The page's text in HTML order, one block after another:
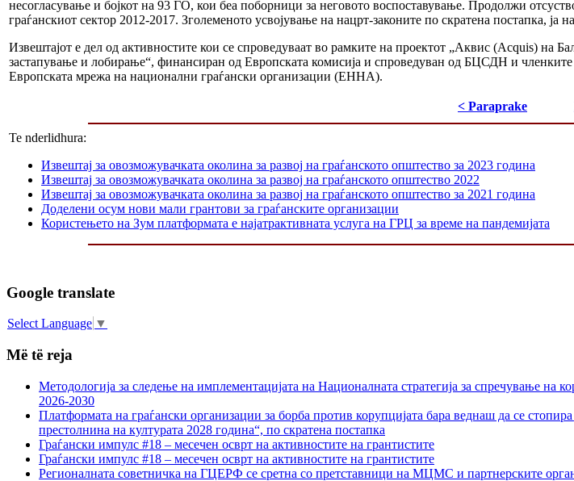
несогласување и бојкот на 93 ГО, кои беа поборници за неговото воспоставување. Продолжи
граѓанскиот сектор 2012-2017. Зголеменото усвојување на нацрт-законите по скратена постапка,
Извештајот е дел од активностите кои се спроведуваат во рамките на проектот „Аквис (Acquis) на
застапување и лобирање“, финансиран од Европската комисија и спроведуван од БЦСДН и
Европската мрежа на национални граѓански организации (ЕННА).
< Paraprake
Te nderlidhura:
Извештај за овозможувачката околина за развој на граѓанското општество за 2023 година
Извештај за овозможувачката околина за развој на граѓанското општество 2022
Извештај за овозможувачката околина за развој на граѓанското општество за 2021 година
Доделени осум нови мали грантови за граѓанските организации
Користењето на Зум платформата е најатрактивната услуга на ГРЦ за време на пандемијата
Google translate
Select Language ▼
Më të reja
Методологија за следење на имплементацијата на Националната стратегија за спречување
2026-2030
Платформата на граѓански организации за борба против корупцијата бара веднаш да се
престолнина на културата 2028 година“, по скратена постапка
Граѓански импулс #18 – месечен осврт на активностите на грантистите
Граѓански импулс #18 – месечен осврт на активностите на грантистите
Регионалната советничка на ГЦЕРФ се сретна со претставници на МЦМС и партнерските